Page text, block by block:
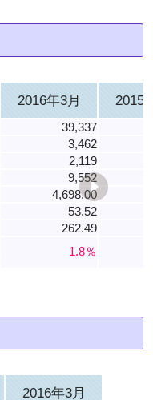
2016年3月 2015
39,337
3,462
2,119
9,552
4,698.00
53.52
262.49
1.8％
2016年3月